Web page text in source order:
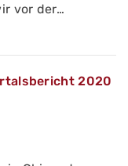
vor der…
2020